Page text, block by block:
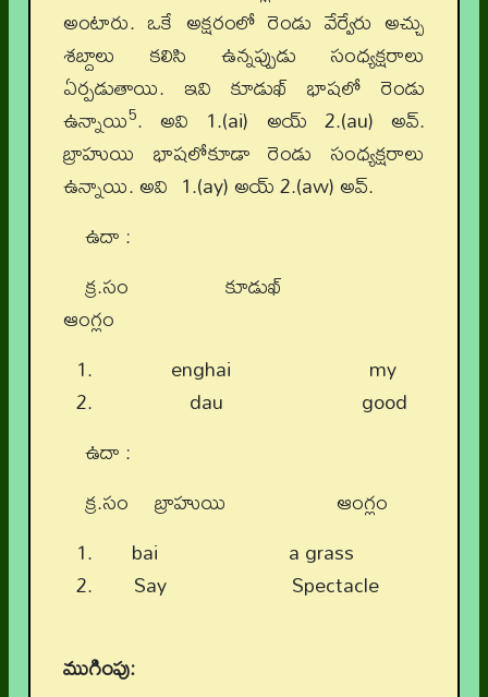
అంటారు. ఒకే అక్షరంలో రెండు వేర్వేరు అచ్చు
శబ్దాలు కలిసి ఉన్నప్పుడు సంధ్యక్షరాలు
ఏర్పడుతాయి. ఇవి కూడుఖ్‌ భాషలో రెండు
ఉన్నాయి5. అవి 1.(ai) అయ్‌ 2.(au) అవ్‌.
బ్రాహుయి భాషలోకూడా రెండు సంధ్యక్షరాలు
ఉన్నాయి. అవి 1.(ay) అయ్‌ 2.(aw) అవ్‌.
ఉదా :
క్ర.సం కూడుఖ్‌
ఆంగ్లం
enghai my
dau good
ఉదా :
క్ర.సం బ్రాహుయి ఆంగ్లం
bai a grass
Say Spectacle
ముగింపు: